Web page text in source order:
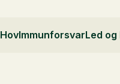
HovImmunforsvarLed